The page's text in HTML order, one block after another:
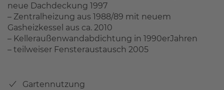
neue Dachdeckung 1997
– Zentralheizung aus 1988/89 mit neuem
Gasheizkessel aus ca. 2010
– Kelleraußenwandabdichtung in 1990erJahren
– teilweiser Fensteraustausch 2005
Gartennutzung